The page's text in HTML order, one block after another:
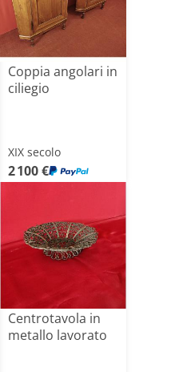
Coppia angolari in
ciliegio
XIX secolo
2 100 €
Centrotavola in
metallo lavorato